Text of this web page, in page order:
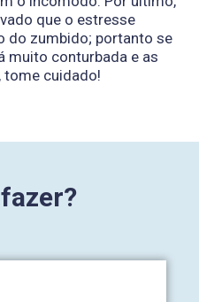
que o estresse
do zumbido; portanto se
muito conturbada e as
tome cuidado!